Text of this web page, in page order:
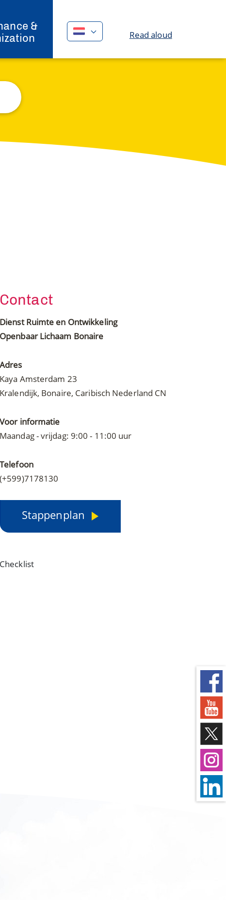
&
Read aloud
Contact
Dienst Ruimte en Ontwikkeling
Openbaar Lichaam Bonaire
Adres
Kaya Amsterdam 23
Kralendijk, Bonaire, Caribisch Nederland CN
Voor informatie
Maandag - vrijdag: 9:00 - 11:00 uur
Telefoon
(+599)7178130
Stappenplan
Checklist